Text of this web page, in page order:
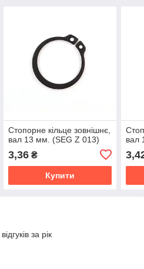
Стопорне кільце зовнішнє,
вал 13 мм. (SEG Z 013)
3,36₴
Купити
вал
за рік